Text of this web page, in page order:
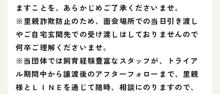
ますことを、あらかじめご了承くださいませ。
※里親詐欺防止のため、面会場所での当日引き渡し
やご自宅玄関先での受け渡しはしておりませんので
何卒ご理解くださいませ。
※当団体では飼育経験豊富なスタッフが、トライア
ル期間中から譲渡後のアフターフォローまで、里親
様とＬＩＮＥを通じて随時、相談にのりますので、